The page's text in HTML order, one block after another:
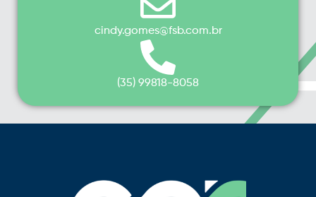
cindy.gomes@fsb.com.br
(35) 99818-8058